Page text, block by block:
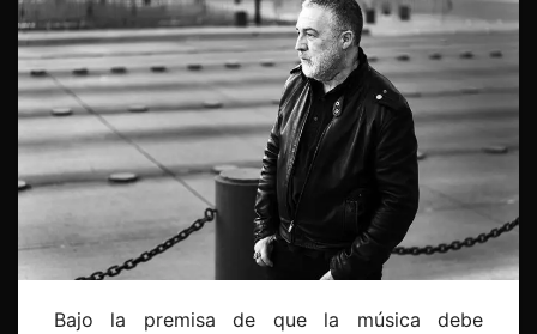
Bajo la premisa de que la música debe